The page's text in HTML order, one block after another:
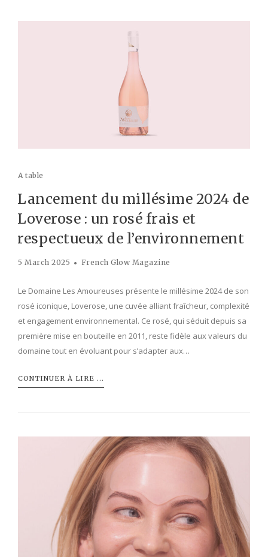
A table
Lancement du millésime 2024 de
Loverose : un rosé frais et
respectueux de l’environnement
5 March 2025 French Glow Magazine
Le Domaine Les Amoureuses présente le millésime 2024 de son
rosé iconique, Loverose, une cuvée alliant fraîcheur, complexité
et engagement environnemental. Ce rosé, qui séduit depuis sa
première mise en bouteille en 2011, reste fidèle aux valeurs du
domaine tout en évoluant pour s’adapter aux…
CONTINUER À LIRE ...